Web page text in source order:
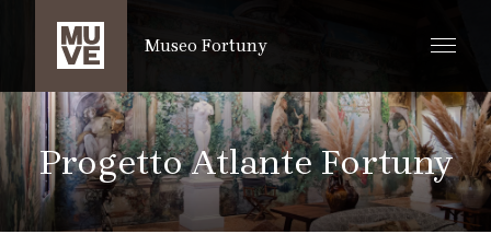
SALTA AL CONTENUTO PRINCIPALE
Museo Fortuny
Progetto Atlante Fortuny